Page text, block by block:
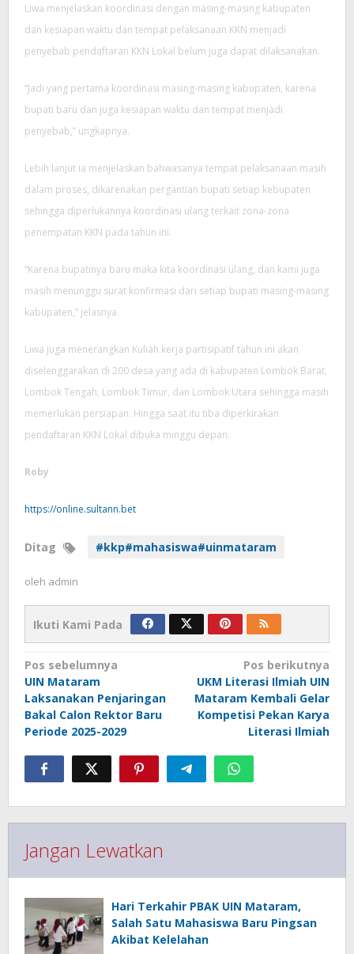
Liwa menjelaskan koordinasi dengan masing-masing kabupaten
dan kesiapan waktu dan tempat pelaksanaan KKN menjadi
penyebab pendaftaran KKN Lokal belum juga dapat dilaksanakan.
“Jadi yang pertama koordinasi masing-masing kabupaten, karena
bupati baru dan juga kesiapan waktu dan tempat menjadi
penyebab,” ungkapnya.
Lebih lanjut ia menjelaskan bahwasanya tempat pelaksanaan masih
dalam proses, dikarenakan pergantian bupati setiap kebupaten
sehingga diperlukannya koordinasi ulang terkait zona-zona
penempatan KKN pada tahun ini.
“Karena bupatinya baru maka kita koordinasi ulang, dan kami juga
masih menunggu surat konfirmasi dari setiap bupati masing-masing
kabupaten,” jelasnya.
Liwa juga menerangkan Kuliah kerja partisipatif tahun ini akan
diselenggarakan di 200 desa yang ada di kabupaten Lombok Barat,
Lombok Tengah, Lombok Timur, dan Lombok Utara sehingga masih
memerlukan persiapan. Hingga saat itu tiba diperkirakan
pendaftaran KKN Lokal dibuka minggu depan.
Roby
https://online.sultann.bet
Ditag #kkp#mahasiswa#uinmataram
oleh admin
Ikuti Kami Pada
Navigasi
pos
Pos sebelumnya
UIN Mataram
Laksanakan Penjaringan
Bakal Calon Rektor Baru
Periode 2025-2029
Pos berikutnya
UKM Literasi Ilmiah UIN
Mataram Kembali Gelar
Kompetisi Pekan Karya
Literasi Ilmiah
Jangan Lewatkan
Hari Terkahir PBAK UIN Mataram,
Salah Satu Mahasiswa Baru Pingsan
Akibat Kelelahan